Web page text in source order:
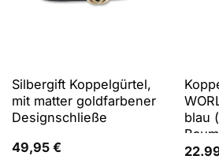
Silbergift Koppelgürtel,
mit matter goldfarbener
Designschließe
49,95 €
blau